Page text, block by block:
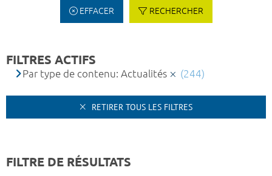
EFFACER RECHERCHER
FILTRES ACTIFS
Par type de contenu: Actualités (244)
RETIRER TOUS LES FILTRES
FILTRE DE RÉSULTATS